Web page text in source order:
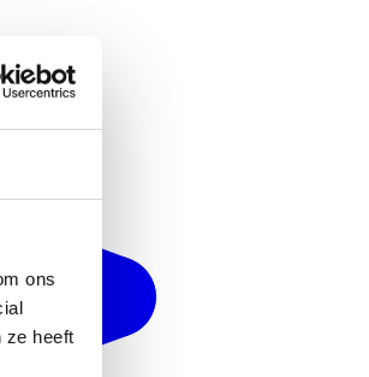
ons
ze heeft